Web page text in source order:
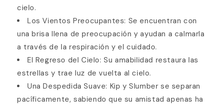
cielo.
Los Vientos Preocupantes: Se encuentran con
una brisa llena de preocupación y ayudan a calmarla
a través de la respiración y el cuidado.
El Regreso del Cielo: Su amabilidad restaura las
estrellas y trae luz de vuelta al cielo.
Una Despedida Suave: Kip y Slumber se separan
pacíficamente, sabiendo que su amistad apenas ha